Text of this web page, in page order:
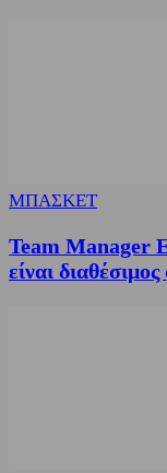
ΜΠΑΣΚΕΤ
Team Manager
είναι